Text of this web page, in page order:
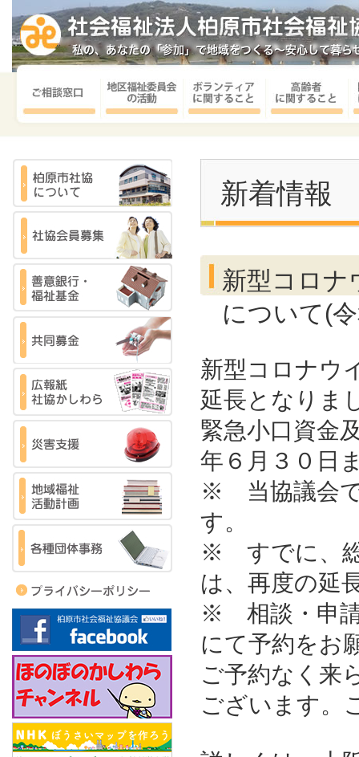
新着情報
新型コロナ
について(
新型コロナウ
延長となりま
緊急小口資金
年６月３０日
※ 当協議会で
す。
※ すでに、総
は、再度の延
※ 相談・申請
にて予約をお
ご予約なく来
ございます。